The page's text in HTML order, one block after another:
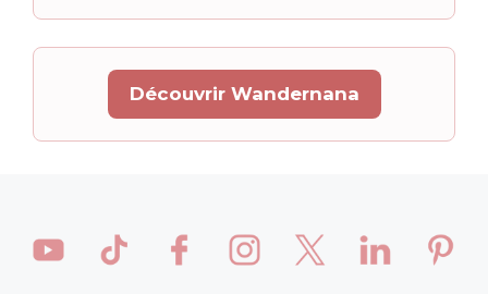
Découvrir Wandernana